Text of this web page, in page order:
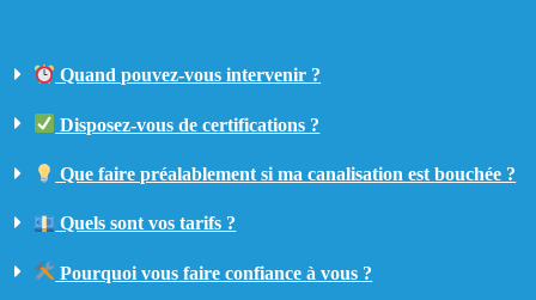
Quand pouvez-vous intervenir ?
Disposez-vous de certifications ?
Que faire préalablement si ma canalisation est bouchée ?
Quels sont vos tarifs ?
Pourquoi vous faire confiance à vous ?